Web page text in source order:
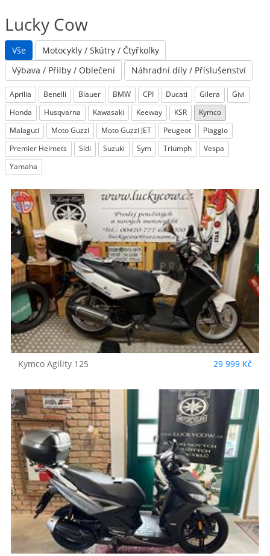
Lucky Cow
Vše
Motocykly / Skútry / Čtyřkolky
Výbava / Přilby / Oblečení
Náhradní díly / Příslušenství
Aprilia Benelli Blauer BMW CPI Ducati Gilera
Givi
Honda
Husqvarna Kawasaki Keeway KSR
Kymco
Malaguti
Moto Guzzi Moto Guzzi JET Peugeot
Piaggio
Premier Helmets
Sidi Suzuki Sym Triumph
Vespa
Yamaha
Kymco Agility 125 29 999 Kč